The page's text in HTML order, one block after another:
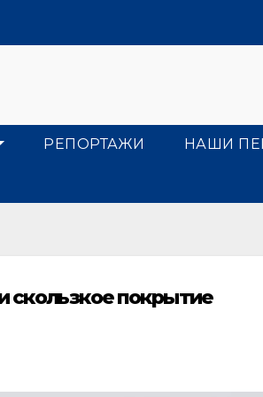
РЕПОРТАЖИ НАШИ
скользкое покрытие